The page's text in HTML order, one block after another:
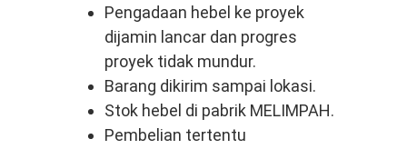
Pengadaan hebel ke proyek
dijamin lancar dan progres
proyek tidak mundur.
Barang dikirim sampai lokasi.
Stok hebel di pabrik MELIMPAH.
Pembelian tertentu